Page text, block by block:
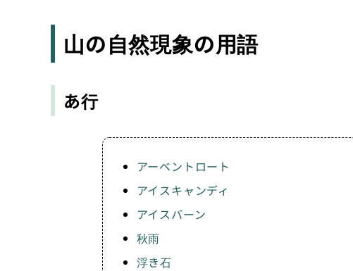
山の自然現象の用語
あ行
アーベントロート
アイスキャンディ
アイスバーン
秋雨
浮き石